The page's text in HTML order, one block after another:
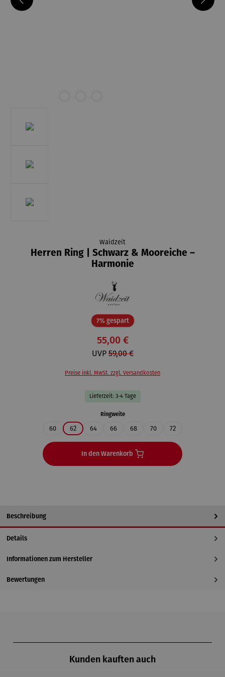
Waidzeit
Herren Ring | Schwarz & Mooreiche –
Harmonie
7% gespartRabatt
55,00 €
UVP59,00 €
Preise inkl. MwSt. zzgl. Versandkosten
Lieferzeit: 3-4 Tage
Ringweiteauswählen
60 62 64 66 68 70 72
In den Warenkorb
Beschreibung
Details
Informationen zum Hersteller
Bewertungen
Kunden kauften auch